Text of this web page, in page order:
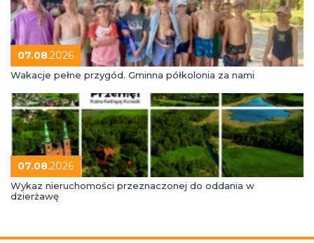
07.08.2026
Wakacje pełne przygód. Gminna półkolonia za nami
07.08.2026
Wykaz nieruchomości przeznaczonej do oddania w
dzierżawę